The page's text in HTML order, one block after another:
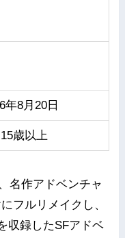
年8月20日
歳以上
名作アドベンチャ
フルリメイクし、
収録したSFアドベ